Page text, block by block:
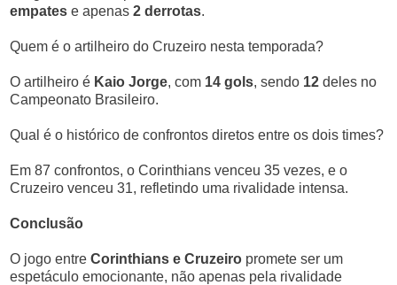
empates e apenas2 derrotas.
Quem é o artilheiro do Cruzeiro nesta temporada?
O artilheiro é Kaio Jorge, com 14 gols, sendo 12 deles no
Campeonato Brasileiro.
Qual é o histórico de confrontos diretos entre os dois times?
Em 87 confrontos, o Corinthians venceu 35 vezes, e o
Cruzeiro venceu 31, refletindo uma rivalidade intensa.
Conclusão
O jogo entreCorinthians e Cruzeiro promete ser um
espetáculo emocionante, não apenas pela rivalidade